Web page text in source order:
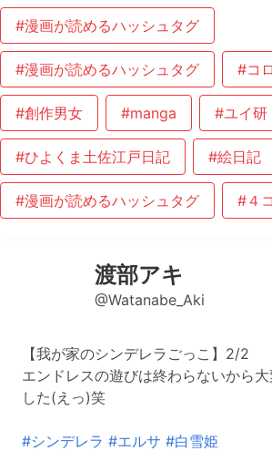
#漫画が読めるハッシュタグ
#漫画が読めるハッシュタグ #コ
#創作男女 #manga #ユイ研
#ひよくま土佐江戸日記 #絵日記
#漫画が読めるハッシュタグ #４
渡部アキ
@Watanabe_Aki
【我が家のシンデレラごっこ】2/2
エンドレスの遊びは終わらないから
した(えっ)笑
#シンデレラ #エルサ #白雪姫